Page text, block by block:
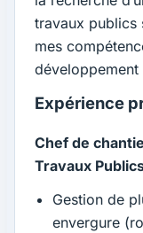
travaux publics
mes
Expérience
Chef de
Travaux
Gestion de
envergure